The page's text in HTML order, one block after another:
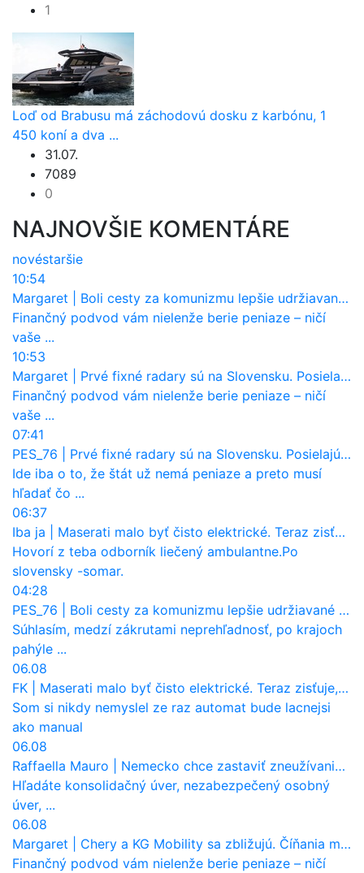
1
Loď od Brabusu má záchodovú dosku z karbónu, 1
450 koní a dva ...
31.07.
7089
0
NAJNOVŠIE KOMENTÁRE
novéstaršie
10:54
Margaret
Boli cesty za komunizmu lepšie udržiavané ako dnes?
Finančný podvod vám nielenže berie peniaze – ničí
vaše ...
10:53
Margaret
Prvé fixné radary sú na Slovensku. Posielajú už pokuty? Ukáže ich Waze?
Finančný podvod vám nielenže berie peniaze – ničí
vaše ...
07:41
PES_76
Prvé fixné radary sú na Slovensku. Posielajú už pokuty? Ukáže ich Waze?
Ide iba o to, že štát už nemá peniaze a preto musí
hľadať čo ...
06:37
Iba ja
Maserati malo byť čisto elektrické. Teraz zisťuje, že potrebuje nový osemvalcový motor
Hovorí z teba odborník liečený ambulantne.Po
slovensky -somar.
04:28
PES_76
Boli cesty za komunizmu lepšie udržiavané ako dnes?
Súhlasím, medzí zákrutami neprehľadnosť, po krajoch
pahýle ...
06.08
FK
Maserati malo byť čisto elektrické. Teraz zisťuje, že potrebuje nový osemvalcový motor
Som si nikdy nemyslel ze raz automat bude lacnejsi
ako manual
06.08
Raffaella Mauro
Nemecko chce zastaviť zneužívanie dotácií na elektromobily. Pritvrdí pravidlá
Hľadáte konsolidačný úver, nezabezpečený osobný
úver, ...
06.08
Margaret
Chery a KG Mobility sa zbližujú. Číňania môžu získať 10 % bývalého SsangYongu
Finančný podvod vám nielenže berie peniaze – ničí